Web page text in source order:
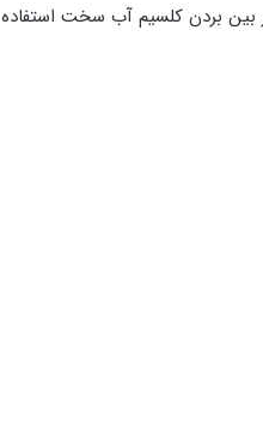
بین بردن کلسیم آب سخت استفاده